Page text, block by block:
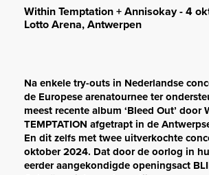
Within Temptation + Annisokay - 4
Lotto Arena, Antwerpen
Na enkele try-outs in Nederlandse
de Europese arenatournee ter
meest recente album ‘Bleed Out’ door
TEMPTATION afgetrapt in de
En dit zelfs met twee uitverkochte
oktober 2024. Dat door de oorlog in
eerder aangekondigde openingsact